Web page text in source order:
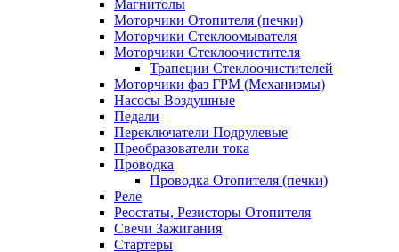
Магнитолы
Моторчики Отопителя (печки)
Моторчики Стеклоомывателя
Моторчики Стеклоочистителя
Трапеции Стеклоочистителей
Моторчики фаз ГРМ (Механизмы)
Насосы Воздушные
Педали
Переключатели Подрулевые
Преобразователи тока
Проводка
Проводка Отопителя (печки)
Реле
Реостаты, Резисторы Отопителя
Свечи Зажигания
Стартеры